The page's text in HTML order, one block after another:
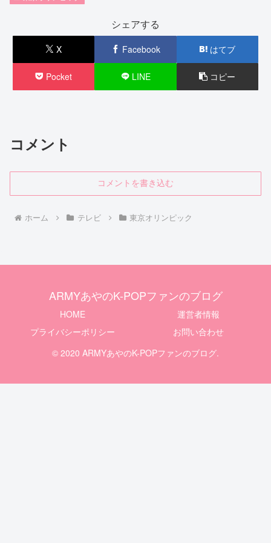
シェアする
X Facebook はてブ
Pocket LINE コピー
コメント
コメントを書き込む
ホーム テレビ 東京オリンピック
ARMYあやのK-POPファンのブログ
HOME
運営者情報
プライバシーポリシー
お問い合わせ
© 2020 ARMYあやのK-POPファンのブログ.